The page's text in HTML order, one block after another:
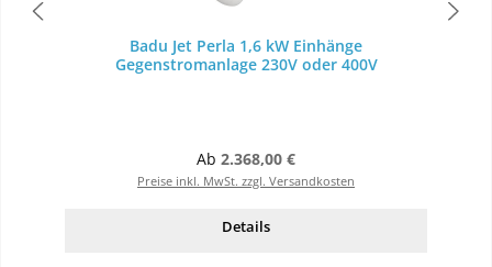
Badu Jet Perla 1,6 kW Einhänge
Gegenstromanlage 230V oder 400V
Regulärer Preis:
Ab 2.368,00 €
Preise inkl. MwSt. zzgl. Versandkosten
Details